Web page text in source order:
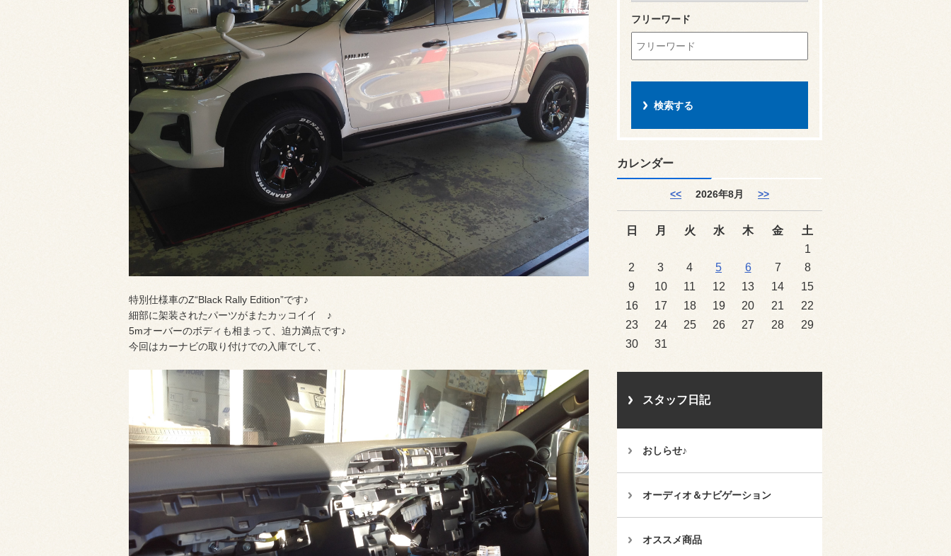
特別仕様車のZ“Black Rally Edition”です♪
細部に架装されたパーツがまたカッコイイ ♪
5mオーバーのボディも相まって、迫力満点です♪
今回はカーナビの取り付けでの入庫でして、
フリーワード
カレンダー
<< 2026年8月 >>
日 月 火 水 木 金
土
1
2
3 4 5 6 7
8
9
10 11 12 13 14
15
16
17 18 19 20 21
22
23
24 25 26 27 28
29
30
31
スタッフ日記
おしらせ♪
オーディオ＆ナビゲーション
オススメ商品